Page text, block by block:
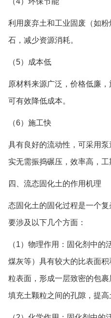
利用废弃土和工业固废（如
石，减少资源消耗。
（5）成本低
原材料来源广泛，价格低廉
可有效降低成本。
（6）施工快
具有良好的流动性，可采用
实无需振捣碾压，效率高，工
四、流态固化土的作用机理
态固化土的固化过程是一个
要涉及以下几个方面：
（1）物理作用：固化剂中
煤灰等）具有较大的比表面
粒表面，形成一层致密的包
填充土颗粒之间的孔隙，提高